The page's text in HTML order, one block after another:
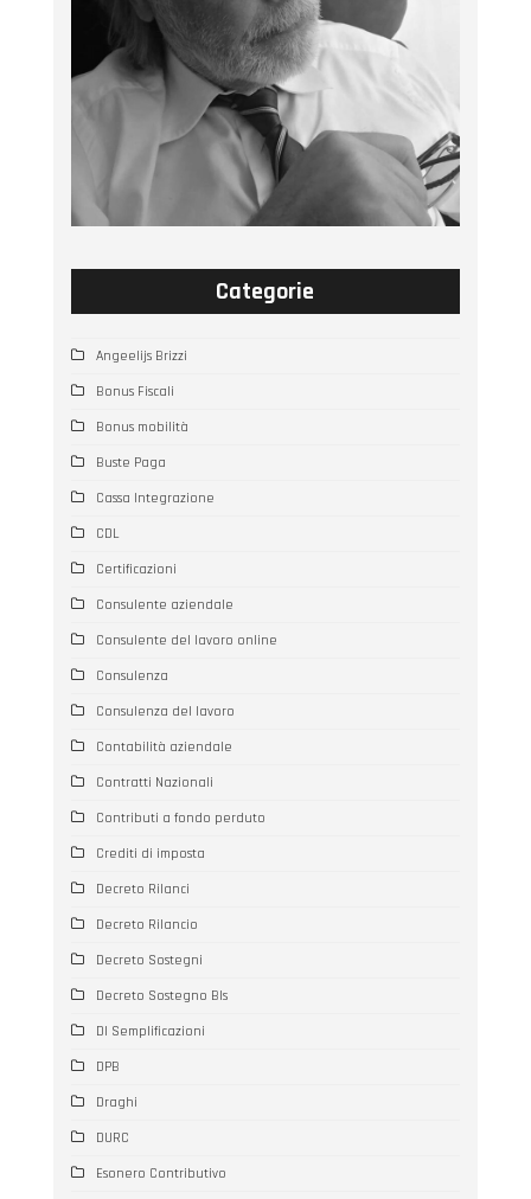
Categorie
Angeelijs Brizzi
Bonus Fiscali
Bonus mobilità
Buste Paga
Cassa Integrazione
CDL
Certificazioni
Consulente aziendale
Consulente del lavoro online
Consulenza
Consulenza del lavoro
Contabilità aziendale
Contratti Nazionali
Contributi a fondo perduto
Crediti di imposta
Decreto Rilanci
Decreto Rilancio
Decreto Sostegni
Decreto Sostegno BIs
Dl Semplificazioni
DPB
Draghi
DURC
Esonero Contributivo